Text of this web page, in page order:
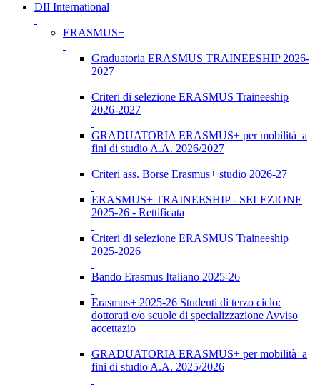
DII International
ERASMUS+
Graduatoria ERASMUS TRAINEESHIP 2026-
2027
Criteri di selezione ERASMUS Traineeship
2026-2027
GRADUATORIA ERASMUS+ per mobilità a
fini di studio A.A. 2026/2027
Criteri ass. Borse Erasmus+ studio 2026-27
ERASMUS+ TRAINEESHIP - SELEZIONE
2025-26 - Rettificata
Criteri di selezione ERASMUS Traineeship
2025-2026
Bando Erasmus Italiano 2025-26
Erasmus+ 2025-26 Studenti di terzo ciclo:
dottorati e/o scuole di specializzazione Avviso
accettazio
GRADUATORIA ERASMUS+ per mobilità a
fini di studio A.A. 2025/2026